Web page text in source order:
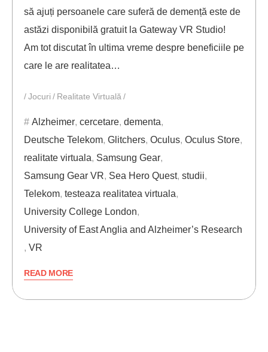
să ajuți persoanele care suferă de demență este de
astăzi disponibilă gratuit la Gateway VR Studio!
Am tot discutat în ultima vreme despre beneficiile pe
care le are realitatea…
Jocuri Realitate Virtuală
Alzheimer, cercetare, dementa,
Deutsche Telekom, Glitchers, Oculus, Oculus Store,
realitate virtuala, Samsung Gear,
Samsung Gear VR, Sea Hero Quest, studii,
Telekom, testeaza realitatea virtuala,
University College London,
University of East Anglia and Alzheimer’s Research
, VR
READ MORE